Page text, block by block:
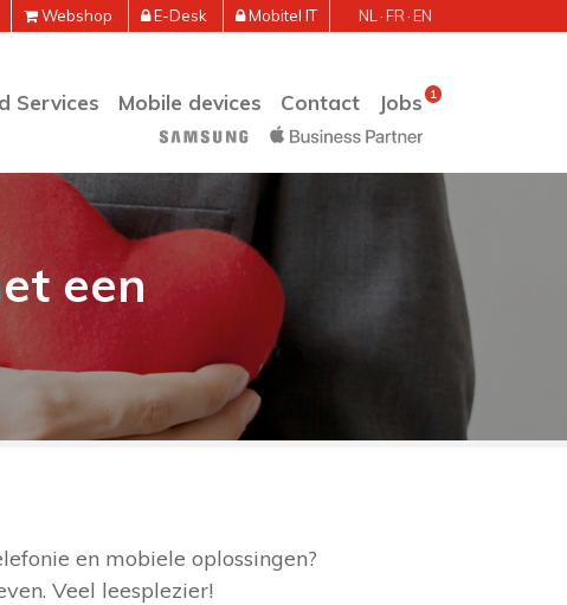
NL FR EN
Webshop E-Desk Mobitel IT
Services Mobile devices Contact Jobs 1
een
en mobiele oplossingen?
Veel leesplezier!